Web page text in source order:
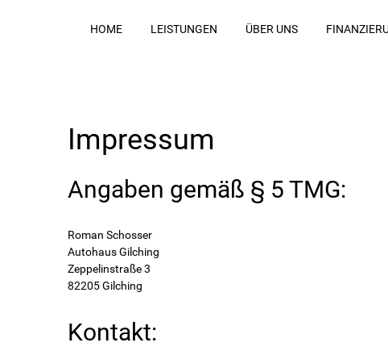
HOME LEISTUNGEN ÜBER UNS
Impressum
Angaben gemäß § 5 TMG:
Roman Schosser
Autohaus Gilching
Zeppelinstraße 3
82205 Gilching
Kontakt: